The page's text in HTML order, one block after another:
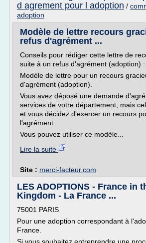
d agrement pour l adoption /
adoption
Modèle de lettre recours
refus d'agrément ...
Conseils pour rédiger cette lettre de
suite à un refus d'agrément (adoption) :
Modèle de lettre pour un recours
d'agrément (adoption).
Vous avez déposé une demande
services de votre département, mais
et vous décidez d'exercer un recours
l'agrément.
Vous pouvez utiliser ce modèle...
Lire la suite
Site : merci-facteur.com
LES ADOPTIONS - France in
Kingdom - La France ...
75001 PARIS
Pour une adoption correspondant à
France.